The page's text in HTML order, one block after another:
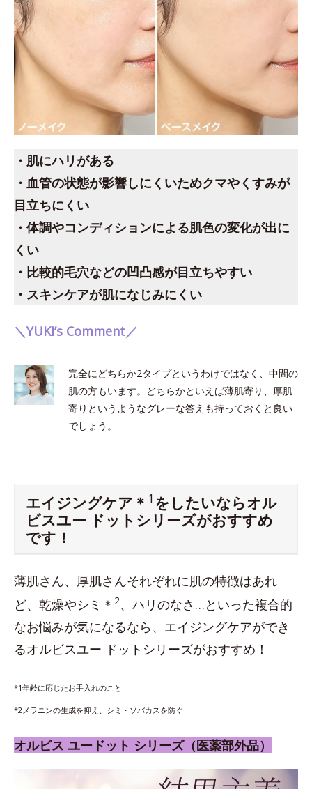
・肌にハリがある
・血管の状態が影響しにくいためクマやくすみが
目立ちにくい
・体調やコンディションによる肌色の変化が出に
くい
・比較的毛穴などの凹凸感が目立ちやすい
・スキンケアが肌になじみにくい
＼YUKI’s Comment／
完全にどちらか2タイプというわけではなく、中間の
肌の方もいます。どちらかといえば薄肌寄り、厚肌
寄りというようなグレーな答えも持っておくと良い
でしょう。
エイジングケア＊ 1 をしたいならオル
ビスユー ドットシリーズがおすすめ
です！
薄肌さん、厚肌さんそれぞれに肌の特徴はあれ
ど、乾燥やシミ＊ 2、ハリのなさ…といった複合的
なお悩みが気になるなら、エイジングケアができ
るオルビスユー ドットシリーズがおすすめ！
*1年齢に応じたお手入れのこと
*2メラニンの生成を抑え、シミ・ソバカスを防ぐ
オルビス ユードット シリーズ（医薬部外品）